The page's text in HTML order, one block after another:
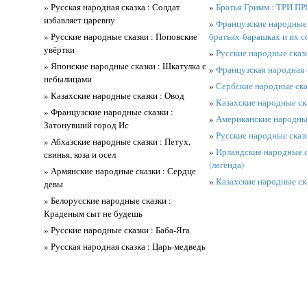
» Русская народная сказка : Солдат
избавляет царевну
» Русские народные сказки : Поповские
увёртки
» Японские народные сказки : Шкатулка с
небылицами
» Казахские народные сказки : Овод
» Французские народные сказки :
Затонувший город Ис
» Абхазские народные сказки : Петух,
свинья, коза и осел
» Армянские народные сказки : Сердце
девы
» Белорусские народные сказки :
Краденым сыт не будешь
» Русские народные сказки : Баба-Яга
» Русская народная сказка : Царь-медведь
» Братья Гримм : ТРИ
» Французские народные
братьях-барашках и их
» Русские народные
» Французская
» Сербские народные
» Казахские народные
» Американские
» Русские народные
» Ирландские народные
(легенда)
» Казахские народные